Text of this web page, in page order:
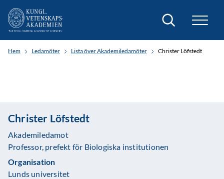
Sök
Hem Ledamöter Lista över Akademiledamöter Christer Löfstedt
Christer Löfstedt
Akademiledamot
Professor, prefekt för Biologiska institutionen
Organisation
Lunds universitet